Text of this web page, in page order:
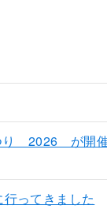
り 2026 が開
ってきました